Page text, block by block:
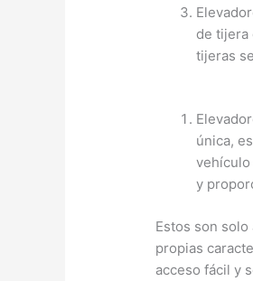
de tijera
tijeras
única,
vehículo
y
Estos son
propias
acceso fácil y